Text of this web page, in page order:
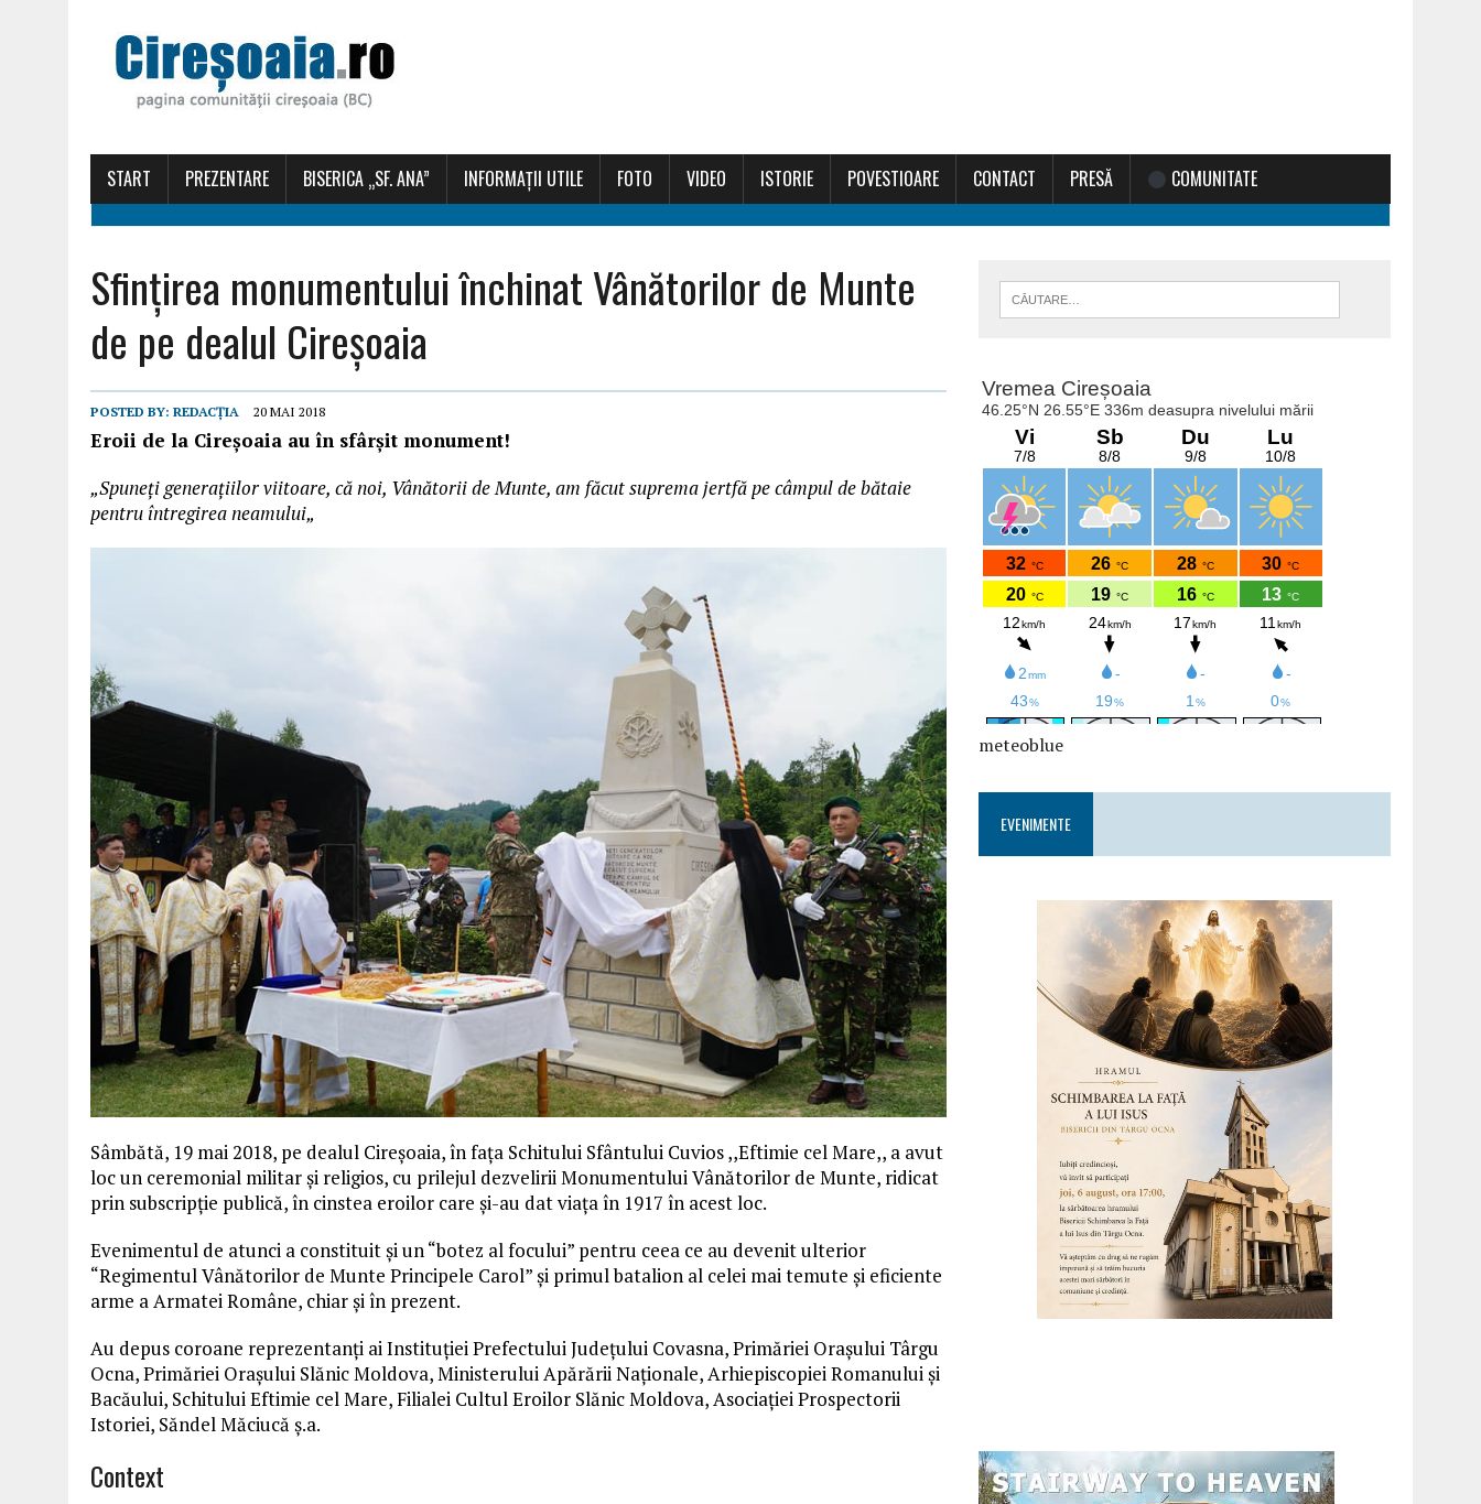
START PREZENTARE BISERICA „SF. ANA” INFORMAȚII UTILE FOTO VIDEO ISTORIE POVESTIOARE CONTACT PRESĂ COMUNITATE
Sfințirea monumentului închinat Vânătorilor de Munte
de pe dealul Cireșoaia
POSTED BY: REDACȚIA 20 MAI 2018
Eroii de la Cireșoaia au în sfârșit monument!
„Spuneți generațiilor viitoare, că noi, VânătoriideMunte, am făcut suprema jertfă pe câmpuldebătaie
pentru întregirea neamului„
Sâmbătă, 19 mai 2018, pe dealul Cireșoaia, în fața Schitului Sfântului Cuvios ,,Eftimie cel Mare,, a avut
loc un ceremonial militar și religios, cu prilejul dezvelirii Monumentului Vânătorilor de Munte, ridicat
prin subscripție publică, în cinstea eroilor care și-au dat viața în 1917 în acest loc.
Evenimentul de atunci a constituit și un “botez al focului” pentru ceea ce au devenit ulterior
“Regimentul Vânătorilor de Munte Principele Carol” și primul batalion al celei mai temute și eficiente
arme a Armatei Române, chiar și în prezent.
Au depus coroane reprezentanți ai Instituției Prefectului Județului Covasna, Primăriei Orașului Târgu
Ocna, Primăriei Orașului Slănic Moldova, Ministerului Apărării Naționale, Arhiepiscopiei Romanului și
Bacăului, Schitului Eftimie cel Mare, Filialei Cultul Eroilor Slănic Moldova, Asociației Prospectorii
Istoriei, Săndel Măciucă ș.a.
Context
meteoblue
EVENIMENTE